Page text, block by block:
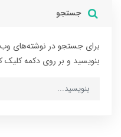
جستجو
برای جستجو در نوشته‌های
بنویسید و بر روی دکمه کلیک